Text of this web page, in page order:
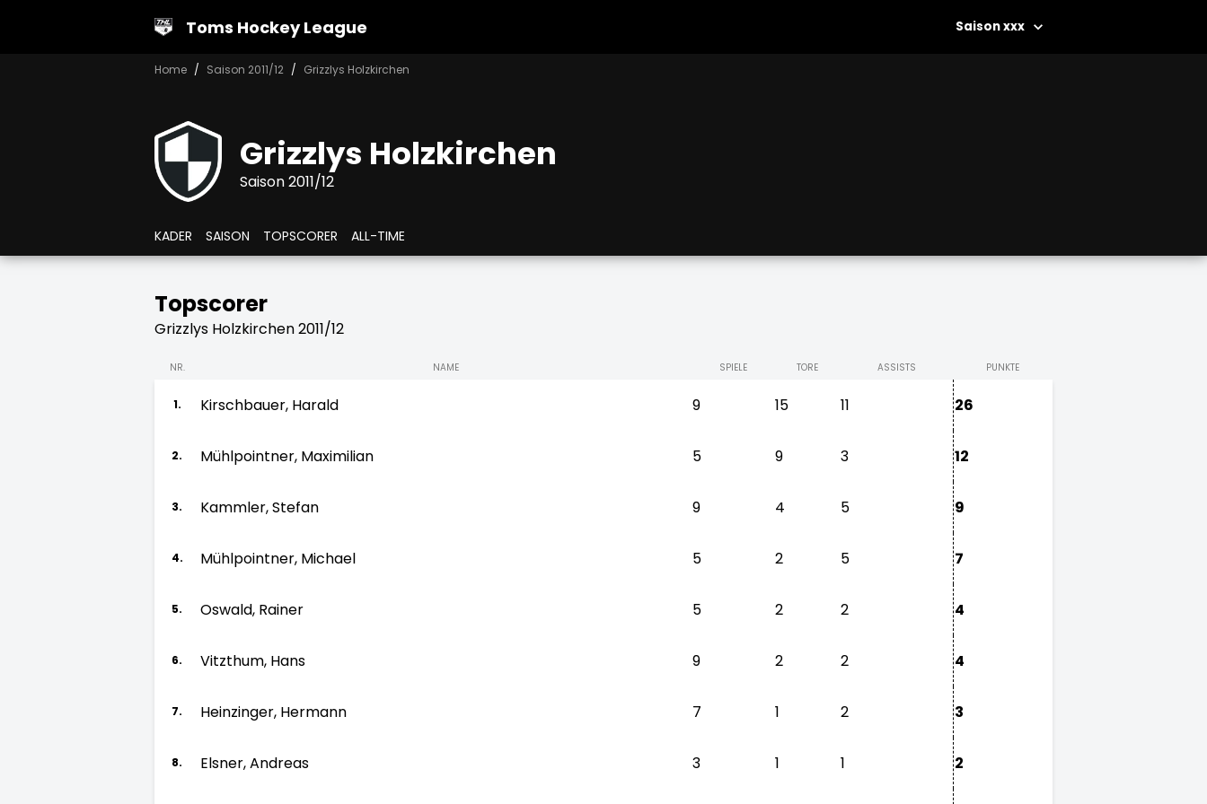
Toms Hockey League xxx
Home Saison 2011/12 Grizzlys Holzkirchen
Grizzlys Holzkirchen
Saison 2011/12
KADER SAISON TOPSCORER ALL-TIME
Topscorer
Grizzlys Holzkirchen 2011/12
NR. NAME SPIELE TORE ASSISTS PUNKTE
1. Kirschbauer, Harald 9 15 11 26
2. Mühlpointner, Maximilian 5 9 3 12
3. Kammler, Stefan 9 4 5 9
4. Mühlpointner, Michael 5 2 5 7
5. Oswald, Rainer 5 2 2 4
6. Vitzthum, Hans 9 2 2 4
7. Heinzinger, Hermann 7 1 2 3
8. Elsner, Andreas 3 1 1 2